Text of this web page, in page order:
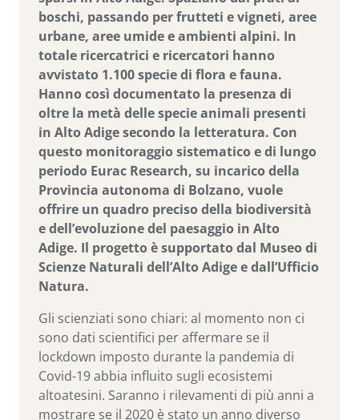
boschi, passando per frutteti e vigneti, aree
urbane, aree umide e ambienti alpini. In
totale ricercatrici e ricercatori hanno
avvistato 1.100 specie di flora e fauna.
Hanno così documentato la presenza di
oltre la metà delle specie animali presenti
in Alto Adige secondo la letteratura. Con
questo monitoraggio sistematico e di lungo
periodo Eurac Research, su incarico della
Provincia autonoma di Bolzano, vuole
offrire un quadro preciso della biodiversità
e dell’evoluzione del paesaggio in Alto
Adige. Il progetto è supportato dal Museo di
Scienze Naturali dell’Alto Adige e dall’Ufficio
Natura.
Gli scienziati sono chiari: al momento non ci
sono dati scientifici per affermare se il
lockdown imposto durante la pandemia di
Covid-19 abbia influito sugli ecosistemi
altoatesini. Saranno i rilevamenti di più anni a
mostrare se il 2020 è stato un anno diverso